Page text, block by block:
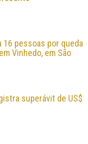
16 pessoas por queda
Vinhedo, em São
superávit de US$